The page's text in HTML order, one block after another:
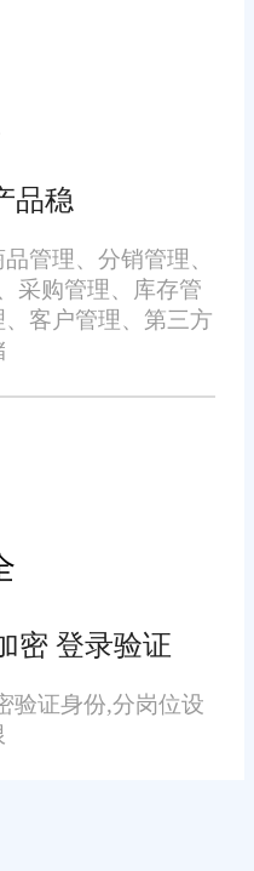
负责。本网站发布的部分内
广告、商标、域名等，除特
内容可能存在不实内容或涉
，并提供身份证明、权属证
尽快处理。
品稳
管理、分销管理、
采购管理、库存管
客户管理、第三方
密 登录验证
验证身份,分岗位设